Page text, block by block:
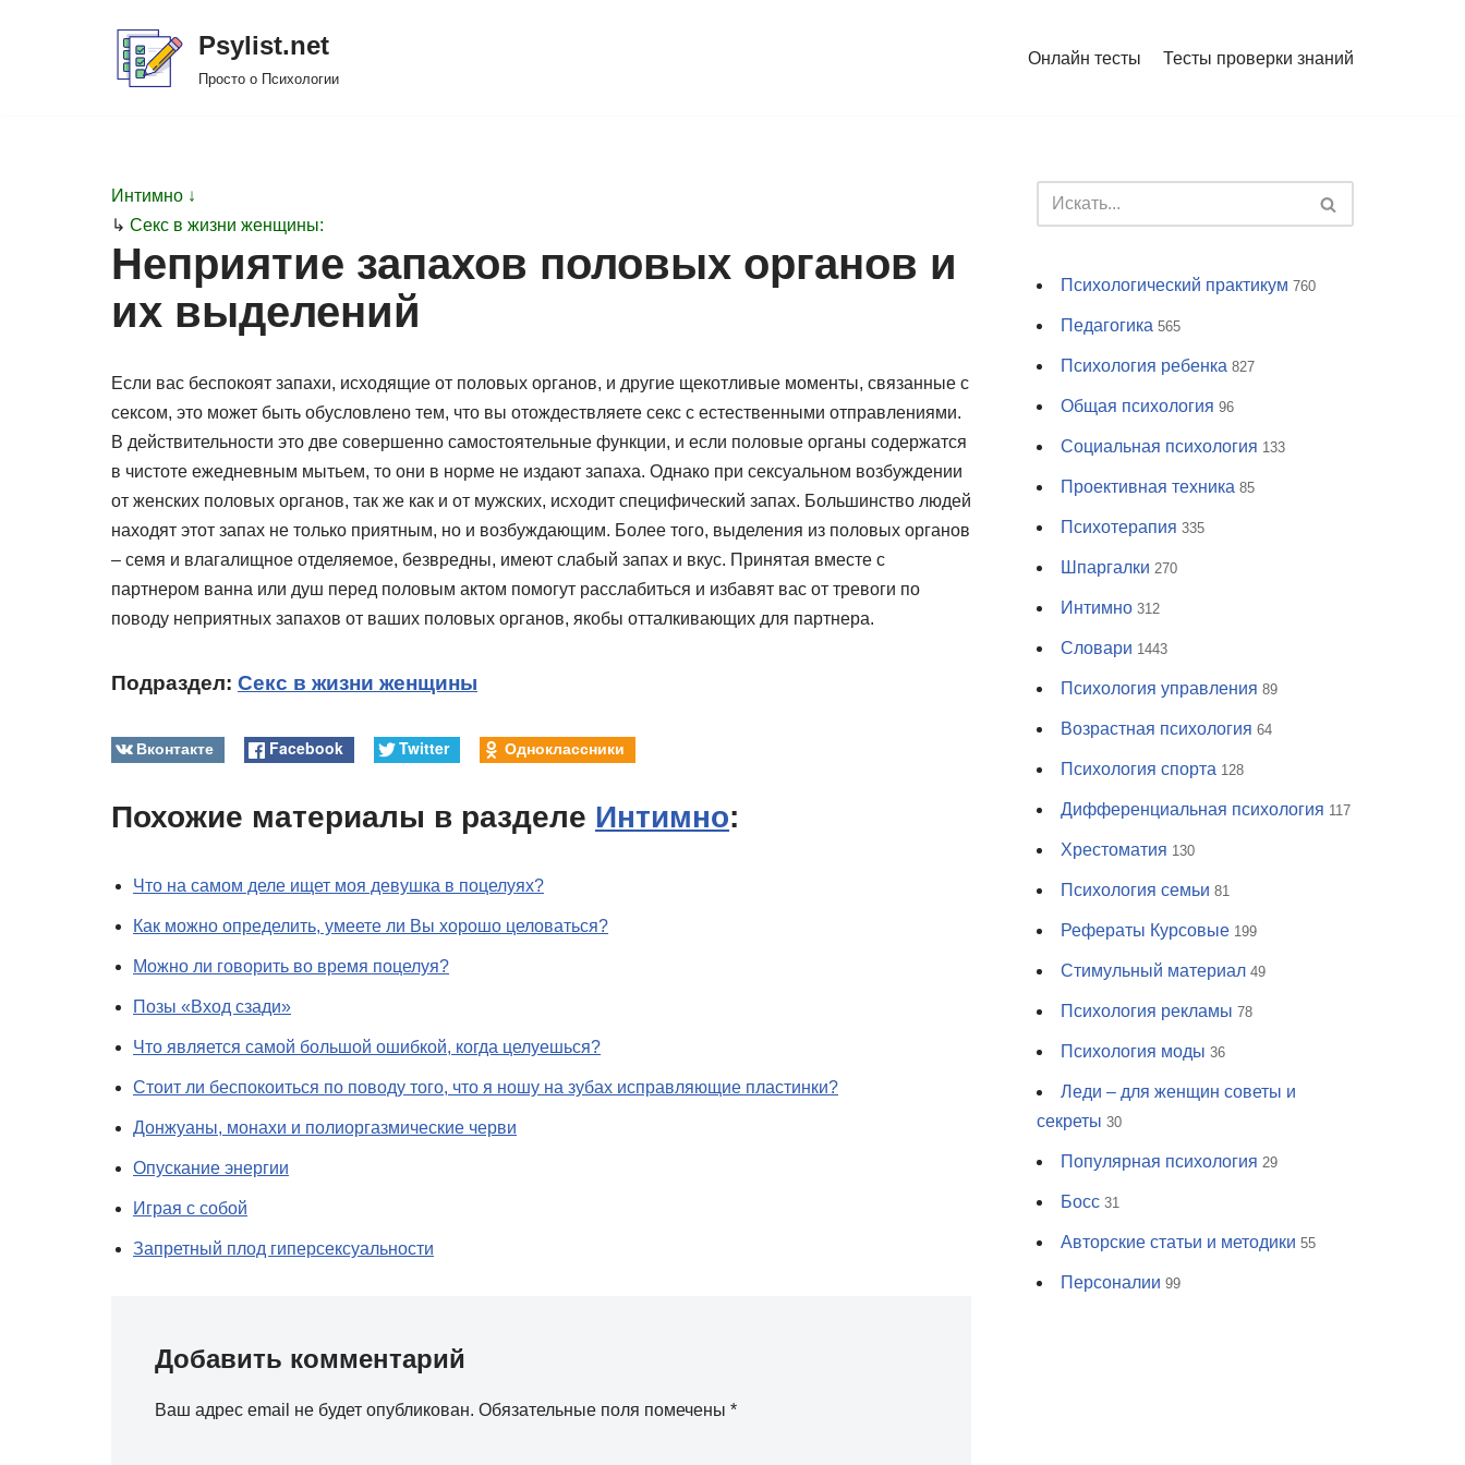
Psylist.net
Просто о Психологии
Онлайн тесты Тесты проверки знаний
Интимно ↓
↳ Секс в жизни женщины:
Неприятие запахов половых органов и
их выделений
Если вас беспокоят запахи, исходящие от половых органов, и другие щекотливые моменты, связанные с
сексом, это может быть обусловлено тем, что вы отождествляете секс с естественными отправлениями.
В действительности это две совершенно самостоятельные функции, и если половые органы содержатся
в чистоте ежедневным мытьем, то они в норме не издают запаха. Однако при сексуальном возбуждении
от женских половых органов, так же как и от мужских, исходит специфический запах. Большинство людей
находят этот запах не только приятным, но и возбуждающим. Более того, выделения из половых органов
– семя и влагалищное отделяемое, безвредны, имеют слабый запах и вкус. Принятая вместе с
партнером ванна или душ перед половым актом помогут расслабиться и избавят вас от тревоги по
поводу неприятных запахов от ваших половых органов, якобы отталкивающих для партнера.
Подраздел: Секс в жизни женщины
Вконтакте Facebook Twitter Одноклассники
Похожие материалы в разделе Интимно:
Что на самом деле ищет моя девушка в поцелуях?
Как можно определить, умеете ли Вы хорошо целоваться?
Можно ли говорить во время поцелуя?
Позы «Вход сзади»
Что является самой большой ошибкой, когда целуешься?
Стоит ли беспокоиться по поводу того, что я ношу на зубах исправляющие пластинки?
Донжуаны, монахи и полиоргазмические черви
Опускание энергии
Играя с собой
Запретный плод гиперсексуальности
Добавить комментарий
Ваш адрес email не будет опубликован. Обязательные поля помечены *
Психологический практикум 760
Педагогика 565
Психология ребенка 827
Общая психология 96
Социальная психология 133
Проективная техника 85
Психотерапия 335
Шпаргалки 270
Интимно 312
Словари 1443
Психология управления 89
Возрастная психология 64
Психология спорта 128
Дифференциальная психология 117
Хрестоматия 130
Психология семьи 81
Рефераты Курсовые 199
Стимульный материал 49
Психология рекламы 78
Психология моды 36
Леди – для женщин советы и
секреты 30
Популярная психология 29
Босс 31
Авторские статьи и методики 55
Персоналии 99